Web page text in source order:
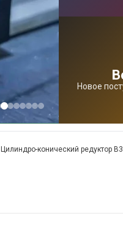
Новое
Цилиндро-конический редуктор